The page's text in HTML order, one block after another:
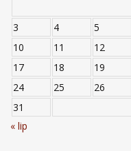
3
4 5
10
11 12
17
18 19
24
25 26
31
« lip